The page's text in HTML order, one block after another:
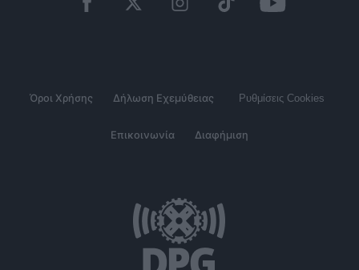
Όροι Χρήσης Δήλωση Εχεμύθειας Ρυθμίσεις Cookies
Επικοινωνία Διαφήμιση